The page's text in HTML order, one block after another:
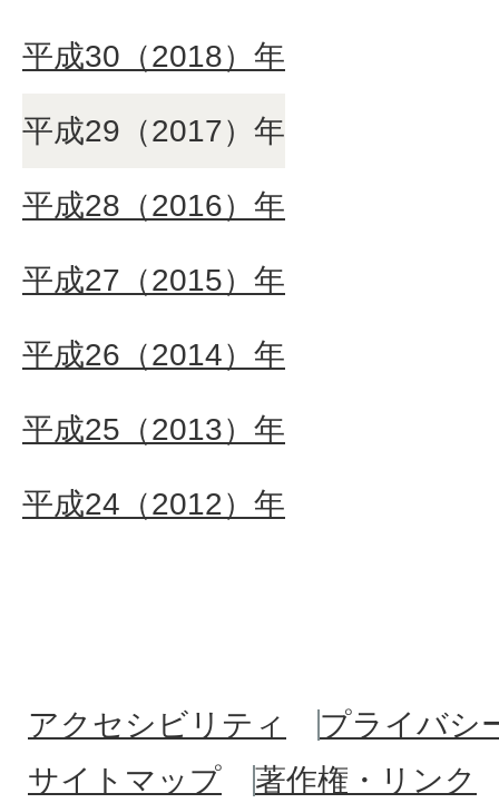
平成30（2018）年
平成29（2017）年
平成28（2016）年
平成27（2015）年
平成26（2014）年
平成25（2013）年
平成24（2012）年
アクセシビリティ
プライバシ
サイトマップ
著作権・リンク